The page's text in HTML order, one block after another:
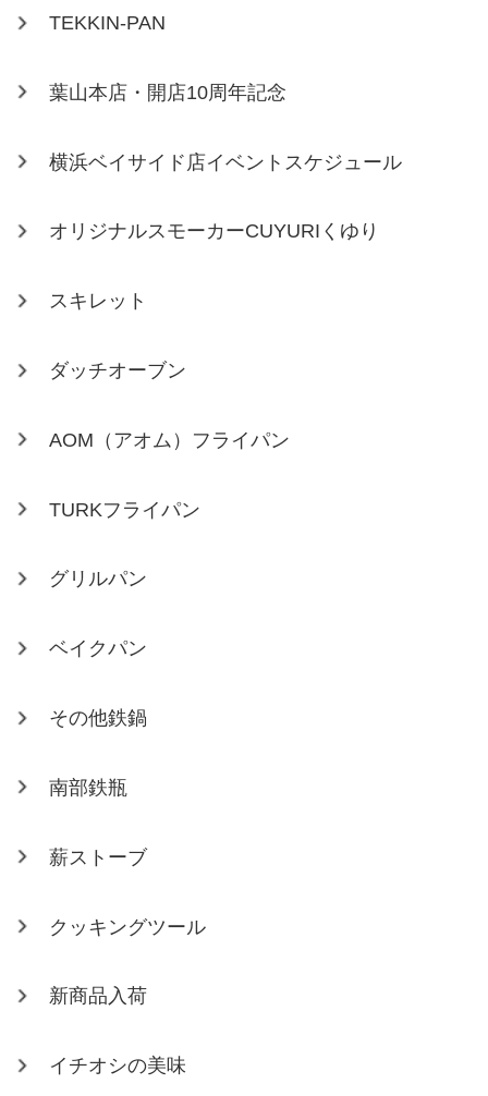
TEKKIN-PAN
葉山本店・開店10周年記念
横浜ベイサイド店イベントスケジュール
オリジナルスモーカーCUYURIくゆり
スキレット
ダッチオーブン
AOM（アオム）フライパン
TURKフライパン
グリルパン
ベイクパン
その他鉄鍋
南部鉄瓶
薪ストーブ
クッキングツール
新商品入荷
イチオシの美味